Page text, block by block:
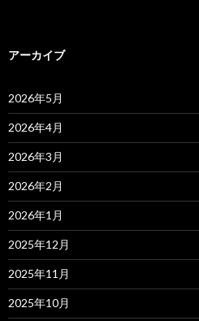
アーカイブ
2026年5月
2026年4月
2026年3月
2026年2月
2026年1月
2025年12月
2025年11月
2025年10月